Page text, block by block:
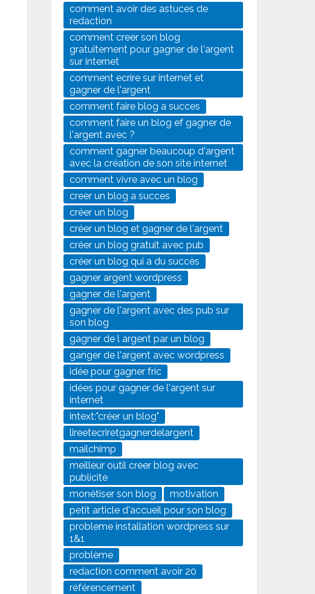
comment avoir des astuces de
redaction
comment creer son blog
gratuitement pour gagner de l'argent
sur internet
comment ecrire sur internet et
gagner de l'argent
comment faire blog a succes
comment faire un blog ef gagner de
l'argent avec ?
comment gagner beaucoup d'argent
avec la création de son site internet
comment vivre avec un blog
creer un blog a succes
créer un blog
créer un blog et gagner de l'argent
créer un blog gratuit avec pub
créer un blog qui a du succès
gagner argent wordpress
gagner de l'argent
gagner de l'argent avec des pub sur
son blog
gagner de l argent par un blog
ganger de l'argent avec wordpress
idée pour gagner fric
idées pour gagner de l'argent sur
internet
intext:"créer un blog"
lireetecriretgagnerdelargent
mailchimp
meilleur outil creer blog avec
publicite
monétiser son blog
motivation
petit article d'accueil pour son blog
probleme installation wordpress sur
1&1
problème
redaction comment avoir 20
référencement